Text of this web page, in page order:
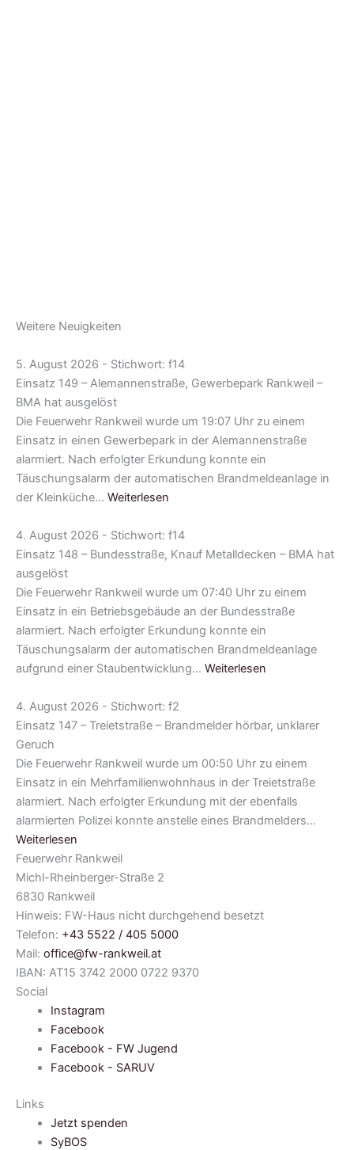
Weitere Neuigkeiten
5. August 2026 - Stichwort: f14
Einsatz 149 – Alemannenstraße, Gewerbepark Rankweil –
BMA hat ausgelöst
Die Feuerwehr Rankweil wurde um 19:07 Uhr zu einem
Einsatz in einen Gewerbepark in der Alemannenstraße
alarmiert. Nach erfolgter Erkundung konnte ein
Täuschungsalarm der automatischen Brandmeldeanlage in
der Kleinküche… Weiterlesen
4. August 2026 - Stichwort: f14
Einsatz 148 – Bundesstraße, Knauf Metalldecken – BMA hat
ausgelöst
Die Feuerwehr Rankweil wurde um 07:40 Uhr zu einem
Einsatz in ein Betriebsgebäude an der Bundesstraße
alarmiert. Nach erfolgter Erkundung konnte ein
Täuschungsalarm der automatischen Brandmeldeanlage
aufgrund einer Staubentwicklung… Weiterlesen
4. August 2026 - Stichwort: f2
Einsatz 147 – Treietstraße – Brandmelder hörbar, unklarer
Geruch
Die Feuerwehr Rankweil wurde um 00:50 Uhr zu einem
Einsatz in ein Mehrfamilienwohnhaus in der Treietstraße
alarmiert. Nach erfolgter Erkundung mit der ebenfalls
alarmierten Polizei konnte anstelle eines Brandmelders…
Weiterlesen
Feuerwehr Rankweil
Michl-Rheinberger-Straße 2
6830 Rankweil
Hinweis: FW-Haus nicht durchgehend besetzt
Telefon: +43 5522 / 405 5000
Mail: office@fw-rankweil.at
IBAN: AT15 3742 2000 0722 9370
Social
Instagram
Facebook
Facebook - FW Jugend
Facebook - SARUV
Links
Jetzt spenden
SyBOS